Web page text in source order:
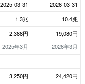
2025-03-31 2026-03-31
1.3兆 10.4兆
2,388円
2025年3月
19,080円
2026年3月
- -
3,250円
24,420円